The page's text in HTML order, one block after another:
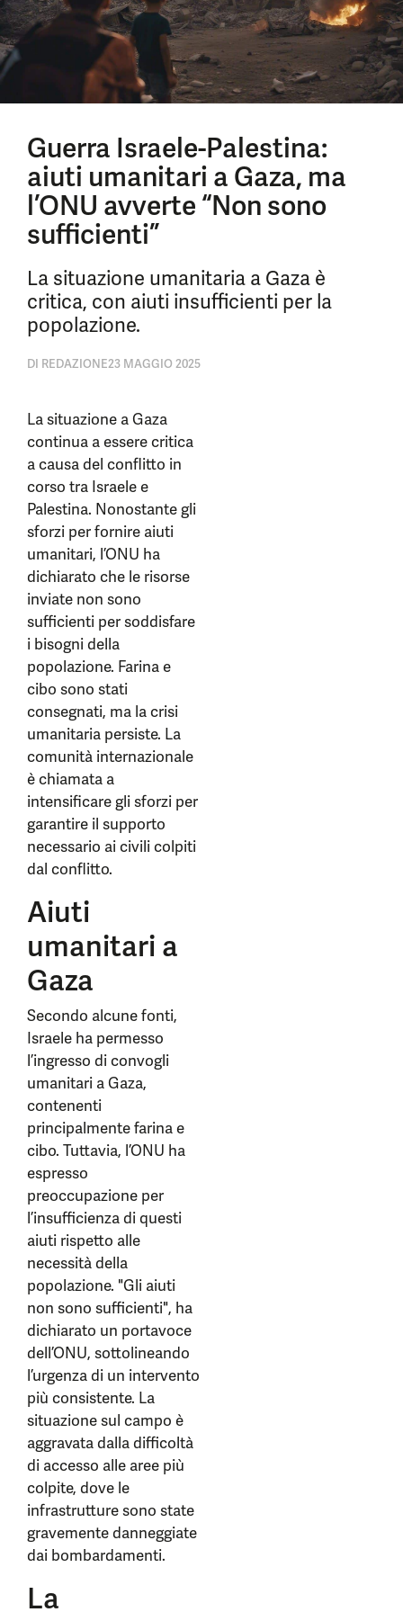
Guerra Israele-Palestina:
aiuti umanitari a Gaza, ma
l’ONU avverte “Non sono
sufficienti”
La situazione umanitaria a Gaza è
critica, con aiuti insufficienti per la
popolazione.
DI REDAZIONE23 MAGGIO 2025
La situazione a Gaza
continua a essere critica
a causa del conflitto in
corso tra Israele e
Palestina. Nonostante gli
sforzi per fornire aiuti
umanitari, l’ONU ha
dichiarato che le risorse
inviate non sono
sufficienti per soddisfare
i bisogni della
popolazione. Farina e
cibo sono stati
consegnati, ma la crisi
umanitaria persiste. La
comunità internazionale
è chiamata a
intensificare gli sforzi per
garantire il supporto
necessario ai civili colpiti
dal conflitto.
Aiuti
umanitari a
Gaza
Secondo alcune fonti,
Israele ha permesso
l’ingresso di convogli
umanitari a Gaza,
contenenti
principalmente farina e
cibo. Tuttavia, l’ONU ha
espresso
preoccupazione per
l’insufficienza di questi
aiuti rispetto alle
necessità della
popolazione. "Gli aiuti
non sono sufficienti", ha
dichiarato un portavoce
dell’ONU, sottolineando
l’urgenza di un intervento
più consistente. La
situazione sul campo è
aggravata dalla difficoltà
di accesso alle aree più
colpite, dove le
infrastrutture sono state
gravemente danneggiate
dai bombardamenti.
La